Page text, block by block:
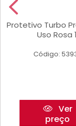
Protetivo Turbo
Uso Rosa
Código:
Ver
preço